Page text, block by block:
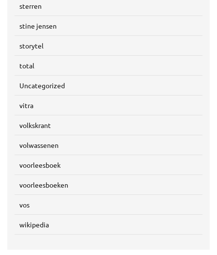
sterren
stine jensen
storytel
total
Uncategorized
vitra
volkskrant
volwassenen
voorleesboek
voorleesboeken
vos
wikipedia